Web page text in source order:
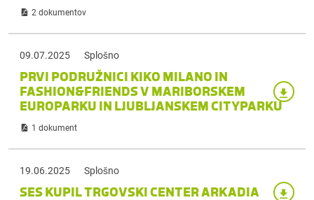
2 dokumentov
09.07.2025 Splošno
PRVI PODRUŽNICI KIKO MILANO IN
FASHION&FRIENDS V MARIBORSKEM
EUROPARKU IN LJUBLJANSKEM CITYPARKU
1 dokument
19.06.2025 Splošno
SES KUPIL TRGOVSKI CENTER ARKADIA